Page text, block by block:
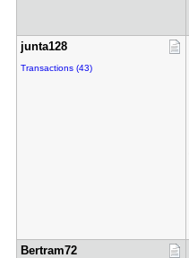
junta128
Transactions (43)
Bertram72